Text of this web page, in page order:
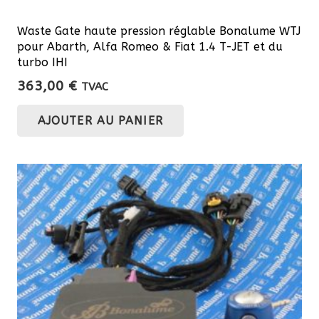
Waste Gate haute pression réglable Bonalume WTJ
pour Abarth, Alfa Romeo & Fiat 1.4 T-JET et du
turbo IHI
363,00 € TVAC
AJOUTER AU PANIER